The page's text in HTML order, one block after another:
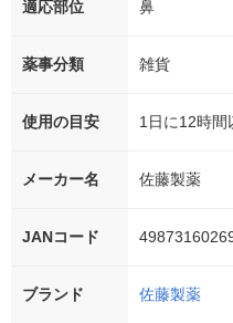
適応部位 鼻
薬事分類 雑貨
使用の目安 1日に12時間
メーカー名 佐藤製薬
JANコード
ブランド 佐藤製薬